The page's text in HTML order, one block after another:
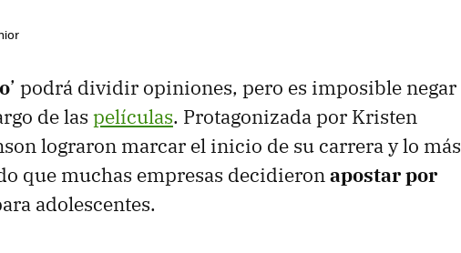
’ podrá dividir opiniones, pero es imposible negar
de las películas. Protagonizada por Kristen
lograron marcar el inicio de su carrera y lo más
que muchas empresas decidieronapostar por
adolescentes.